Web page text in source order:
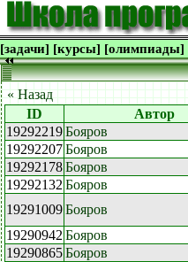
[задачи] [курсы] [олимпиады]
« Назад
ID Автор
19292219Бояров
19292207Бояров
19292178Бояров
19292132 Бояров
19291009Бояров
19290942 Бояров
19290865Бояров